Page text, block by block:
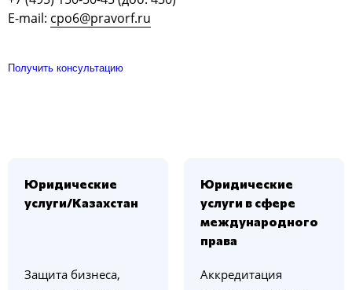
E-mail: cpo6@pravorf.ru
Получить консультацию
Юридические
услуги/Казахстан
Защита бизнеса,
Юридические
услуги в сфере
международного
права
Аккредитация